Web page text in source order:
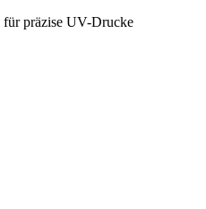
für präzise UV-Drucke